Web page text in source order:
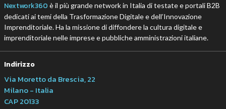
Nextwork360 è il più grande network in Italia di testate e portali B2B
dedicati ai temi della Trasformazione Digitale e dell’Innovazione
Imprenditoriale. Ha la missione di diffondere la cultura digitale e
imprenditoriale nelle imprese e pubbliche amministrazioni italiane.
Indirizzo
Via Moretto da Brescia, 22
Milano - Italia
CAP 20133